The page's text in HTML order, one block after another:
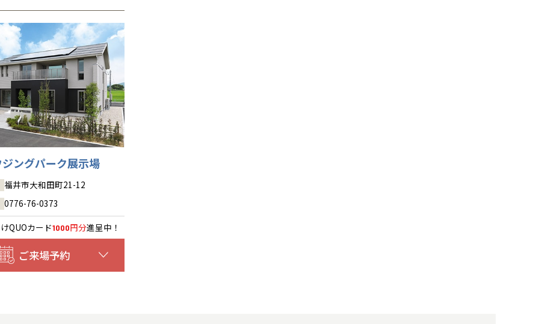
ングパーク展示場
福井市大和田町21-12
0776-76-0373
QUOカード1000円分進呈中！
ご来場予約
徳島
高知
長崎
沖縄